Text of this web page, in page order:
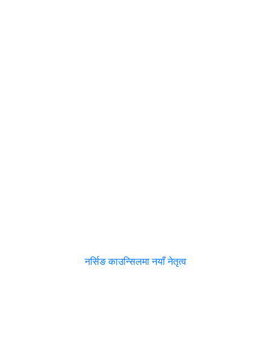
नर्सिङ काउन्सिलमा नयाँ नेतृत्व